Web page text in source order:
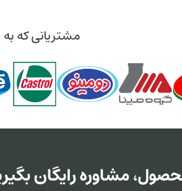
مشتریانی که به
مشاوره رایگان